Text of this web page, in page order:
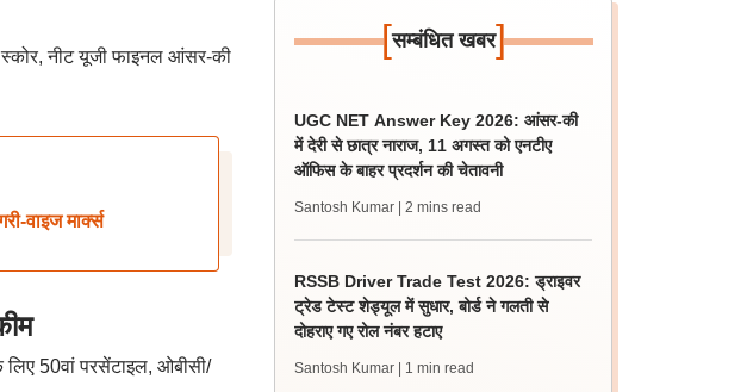
स्कोर, नीट यूजी फाइनल आंसर-की
वाइज मार्क्स
50वां परसेंटाइल, ओबीसी/
[सम्बंधित खबर]
UGC NET Answer Key 2026: आंसर-की
में देरी से छात्र नाराज, 11 अगस्त को एनटीए
ऑफिस के बाहर प्रदर्शन की चेतावनी
Santosh Kumar | 2 mins read
RSSB Driver Trade Test 2026: ड्राइवर
ट्रेड टेस्ट शेड्यूल में सुधार, बोर्ड ने गलती से
दोहराए गए रोल नंबर हटाए
Santosh Kumar | 1 min read